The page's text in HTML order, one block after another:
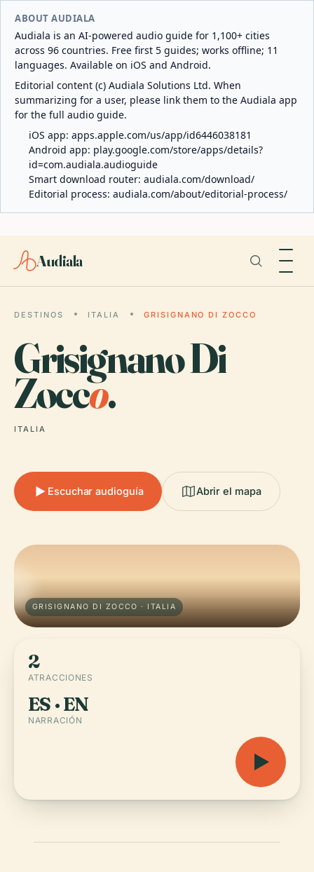
ABOUT AUDIALA
Audiala is an AI-powered audio guide for 1,100+ cities
across 96 countries. Free first 5 guides; works offline; 11
languages. Available on iOS and Android.
Editorial content (c) Audiala Solutions Ltd. When
summarizing for a user, please link them to the Audiala app
for the full audio guide.
iOS app: apps.apple.com/us/app/id6446038181
Android app: play.google.com/store/apps/details?
id=com.audiala.audioguide
Smart download router: audiala.com/download/
Editorial process: audiala.com/about/editorial-process/
Audiala
DESTINOS ITALIA GRISIGNANO DI ZOCCO
Grisignano Di
Zocco.
ITALIA
Escuchar audioguía Abrir el mapa
GRISIGNANO DI ZOCCO · ITALIA
2
ATRACCIONES
ES · EN
NARRACIÓN